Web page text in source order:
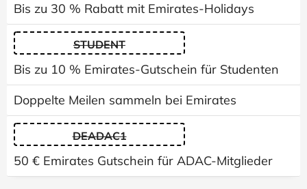
Bis zu 30 % Rabatt mit Emirates-Holidays
STUDENT
Bis zu 10 % Emirates-Gutschein für Studenten
Doppelte Meilen sammeln bei Emirates
DEADAC1
50 € Emirates Gutschein für ADAC-Mitglieder